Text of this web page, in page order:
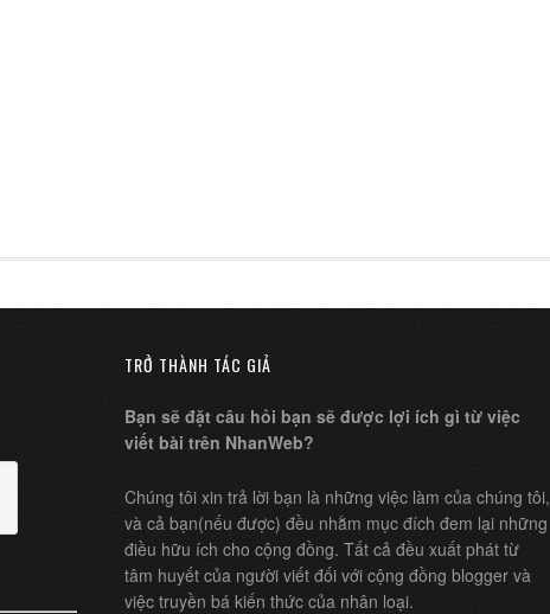
TRỞ THÀNH TÁC GIẢ
Bạn sẽ đặt câu hỏi bạn sẽ được lợi ích gì từ việc
viết bài trên NhanWeb?
Chúng tôi xin trả lời bạn là những việc làm của chúng tôi,
và cả bạn(nếu được) đều nhằm mục đích đem lại những
điều hữu ích cho cộng đồng. Tất cả đều xuất phát từ
tâm huyết của người viết đối với cộng đồng blogger và
việc truyền bá kiến thức của nhân loại.